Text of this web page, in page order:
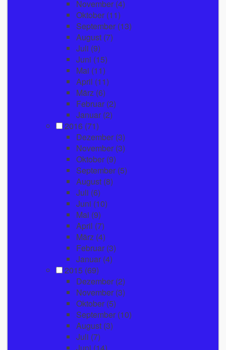
November (4)
Oktober (11)
September (13)
August (7)
Juli (9)
Juni (15)
Mai (11)
April (11)
März (6)
Februar (2)
Januar (2)
2016 (71)
Dezember (3)
November (3)
Oktober (9)
September (5)
August (8)
Juli (6)
Juni (10)
Mai (9)
April (7)
März (4)
Februar (3)
Januar (4)
2015 (69)
Dezember (2)
November (3)
Oktober (5)
September (10)
August (3)
Juli (7)
Juni (14)